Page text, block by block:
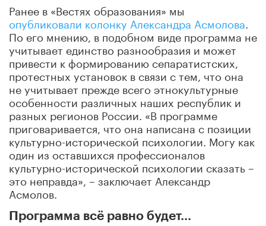
Ранее в «Вестях образования» мы
опубликовали колонку Александра Асмолова
По его мнению, в подобном виде программа не
учитывает единство разнообразия и может
привести к формированию сепаратистских,
протестных установок в связи с тем, что она
не учитывает прежде всего этнокультурные
особенности различных наших республик и
разных регионов России. «В программе
приговаривается, что она написана с позиции
культурно-исторической психологии. Могу как
один из оставшихся профессионалов
культурно-исторической психологии сказать –
это неправда», – заключает Александр
Асмолов.
Программа всё равно будет…